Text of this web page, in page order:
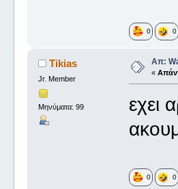
0 0
Tikias
Jr. Member
Μηνύματα: 99
Απ:
«
εχει
0 0